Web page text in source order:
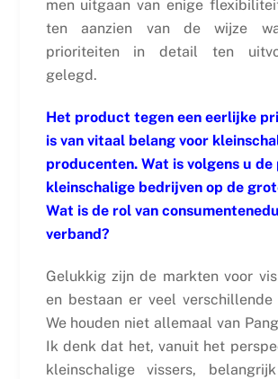
men uitgaan van enige
ten aanzien van de wijze
prioriteiten in detail ten
gelegd.
Het product tegen een eerlijke
is van vitaal belang voor
producenten. Wat is volgens u de
kleinschalige bedrijven op de
Wat is de rol van
verband?
Gelukkig zijn de markten voor
en bestaan er veel verschillende
We houden niet allemaal van
Ik denk dat het, vanuit het
kleinschalige vissers,